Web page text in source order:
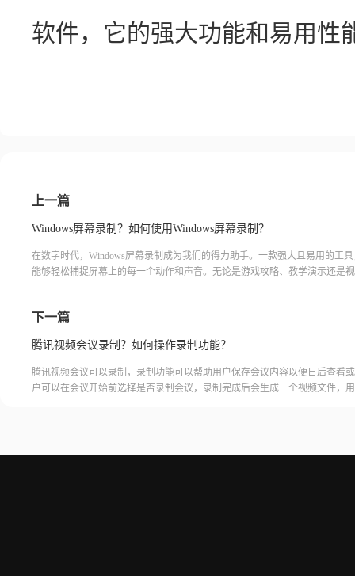
软件，它的强大功能和易用性
上一篇
Windows屏幕录制？如何使用Windows屏幕录制？
在数字时代，Windows屏幕录制成为我们的得力助手。一款强大且易用的工
能够轻松捕捉屏幕上的每一个动作和声音。无论是游戏攻略、教学演示还是
可能吧！windows 屏幕录制福昕录屏大师是福昕软件旗下的一款专业的
下一篇
腾讯视频会议录制？如何操作录制功能？
腾讯视频会议可以录制，录制功能可以帮助用户保存会议内容以便日后查看
户可以在会议开始前选择是否录制会议，录制完成后会生成一个视频文件，